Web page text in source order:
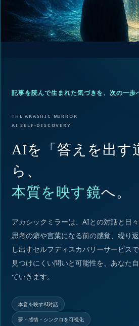
記事を読んで生まれた気づきを、次の一歩
THE AKASHIC MIRROR
AI SELF-DISCOVERY
AIを「答えを出す
ら、
本質を映す鏡へ。
アカシックミラーは、AIとの対話と日々
思考の癖や言葉になる前の感覚、繰り
し出すセルフディスカバリーサービス
見つけにくい問いと可能性を、あなた
ていきます。
本音を映すAI対話
夢・感情・シンクロを可視化